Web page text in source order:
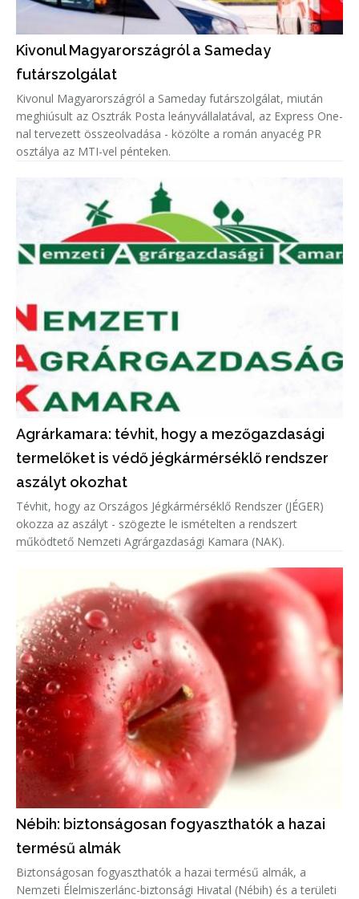
Kivonul Magyarországról a Sameday
futárszolgálat
Kivonul Magyarországról a Sameday futárszolgálat, miután
meghiúsult az Osztrák Posta leányvállalatával, az Express One-
nal tervezett összeolvadása - közölte a román anyacég PR
osztálya az MTI-vel pénteken.
Agrárkamara: tévhit, hogy a mezőgazdasági
termelőket is védő jégkármérséklő rendszer
aszályt okozhat
Tévhit, hogy az Országos Jégkármérséklő Rendszer (JÉGER)
okozza az aszályt - szögezte le ismételten a rendszert
működtető Nemzeti Agrárgazdasági Kamara (NAK).
Nébih: biztonságosan fogyaszthatók a hazai
termésű almák
Biztonságosan fogyaszthatók a hazai termésű almák, a
Nemzeti Élelmiszerlánc-biztonsági Hivatal (Nébih) és a területi